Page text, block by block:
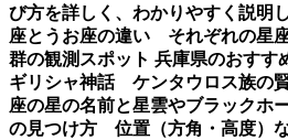
び方を詳しく、わかりやすく説明
座とうお座の違い それぞれの星
群の観測スポット 兵庫県のおすす
ギリシャ神話 ケンタウロス族の
座の星の名前と星雲やブラックホ
の見つけ方 位置（方角・高度）